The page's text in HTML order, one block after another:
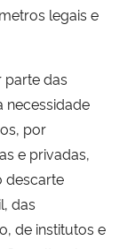
legais e
parte das
necessidade
por
e privadas,
descarte
das
de institutos e